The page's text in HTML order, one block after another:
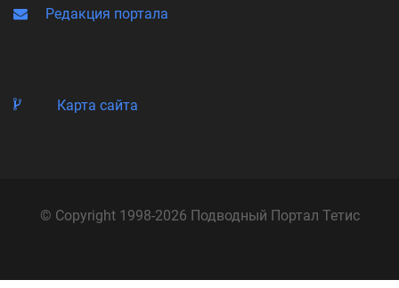
Редакция портала
Карта сайта
© Copyright 1998-2026 Подводный Портал Тетис